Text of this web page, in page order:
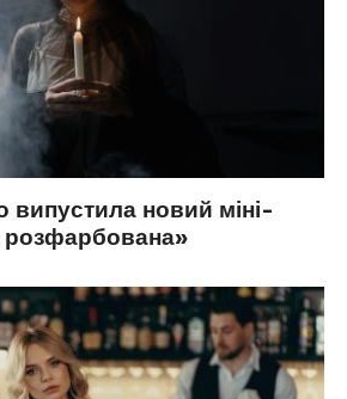
випустила новий міні-